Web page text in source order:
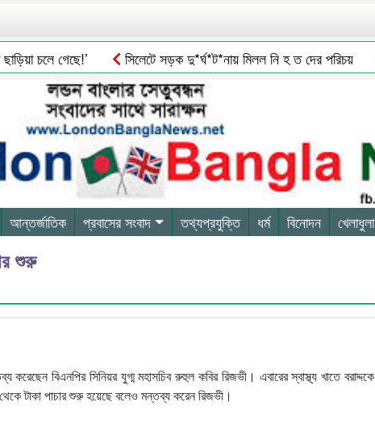
চলে গেছে!’ সিলেটে সড়ক দু*র্ঘ*ট*নায় মিলল নি হ ত দের পরিচয়
আন্তর্জাতিক প্রবাসের সংবাদ তথ্যপ্রযুক্তি ধর্ম বিনোদন খেলাধুলা
শুরু
বিএনপির সিনিয়র যুগ্ম মহাসচিব রুহুল কবির রিজভী। এবারের স্বাস্থ্য খাতে বরাদ্দকে
টাকা পাচার শুরু হয়েছে বলেও মন্তব্য করেন রিজভী।